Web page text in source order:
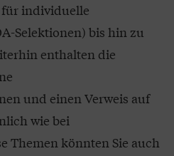
für individuelle
Selektionen) bis hin zu
enthalten die
und einen Verweis auf
wie bei
Themen könnten Sie auch